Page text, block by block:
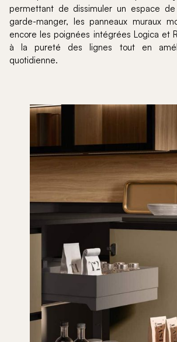
permettant de dissimuler un espace
garde-manger, les panneaux muraux
encore les poignées intégrées Logica et
à la pureté des lignes tout en
quotidienne.